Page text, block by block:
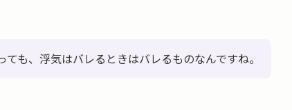
ても、浮気はバレるときはバレるものなんですね。